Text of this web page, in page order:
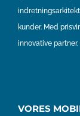
kunder. Med
innovative
VORES